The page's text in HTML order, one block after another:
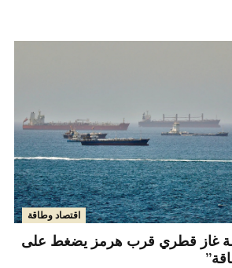
اقتصاد وطاقة
غاز قطري قرب هرمز يضغط على